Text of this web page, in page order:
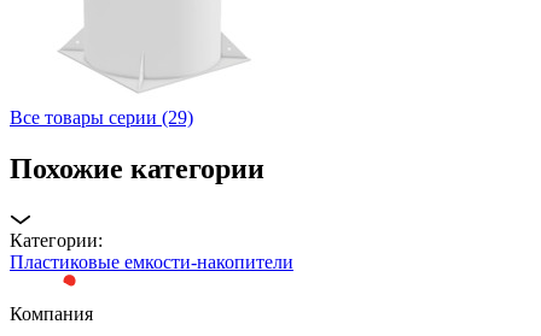
Все товары серии (29)
Похожие категории
Категории:
Пластиковые емкости-накопители
Компания